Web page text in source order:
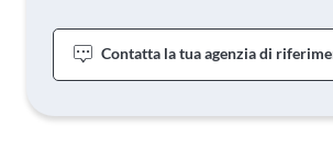
Contatta la tua agenzia di